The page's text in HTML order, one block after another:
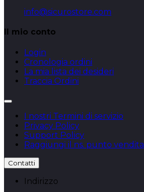
info@sicurostore.com
Il mio conto
Login
Cronologia ordini
La mia lista dei desideri
Traccia Ordini
I nostri Termini di servizio
Privacy Policy
Support Policy
Raggiungi il ns. punto vendita
Contatti
Indirizzo